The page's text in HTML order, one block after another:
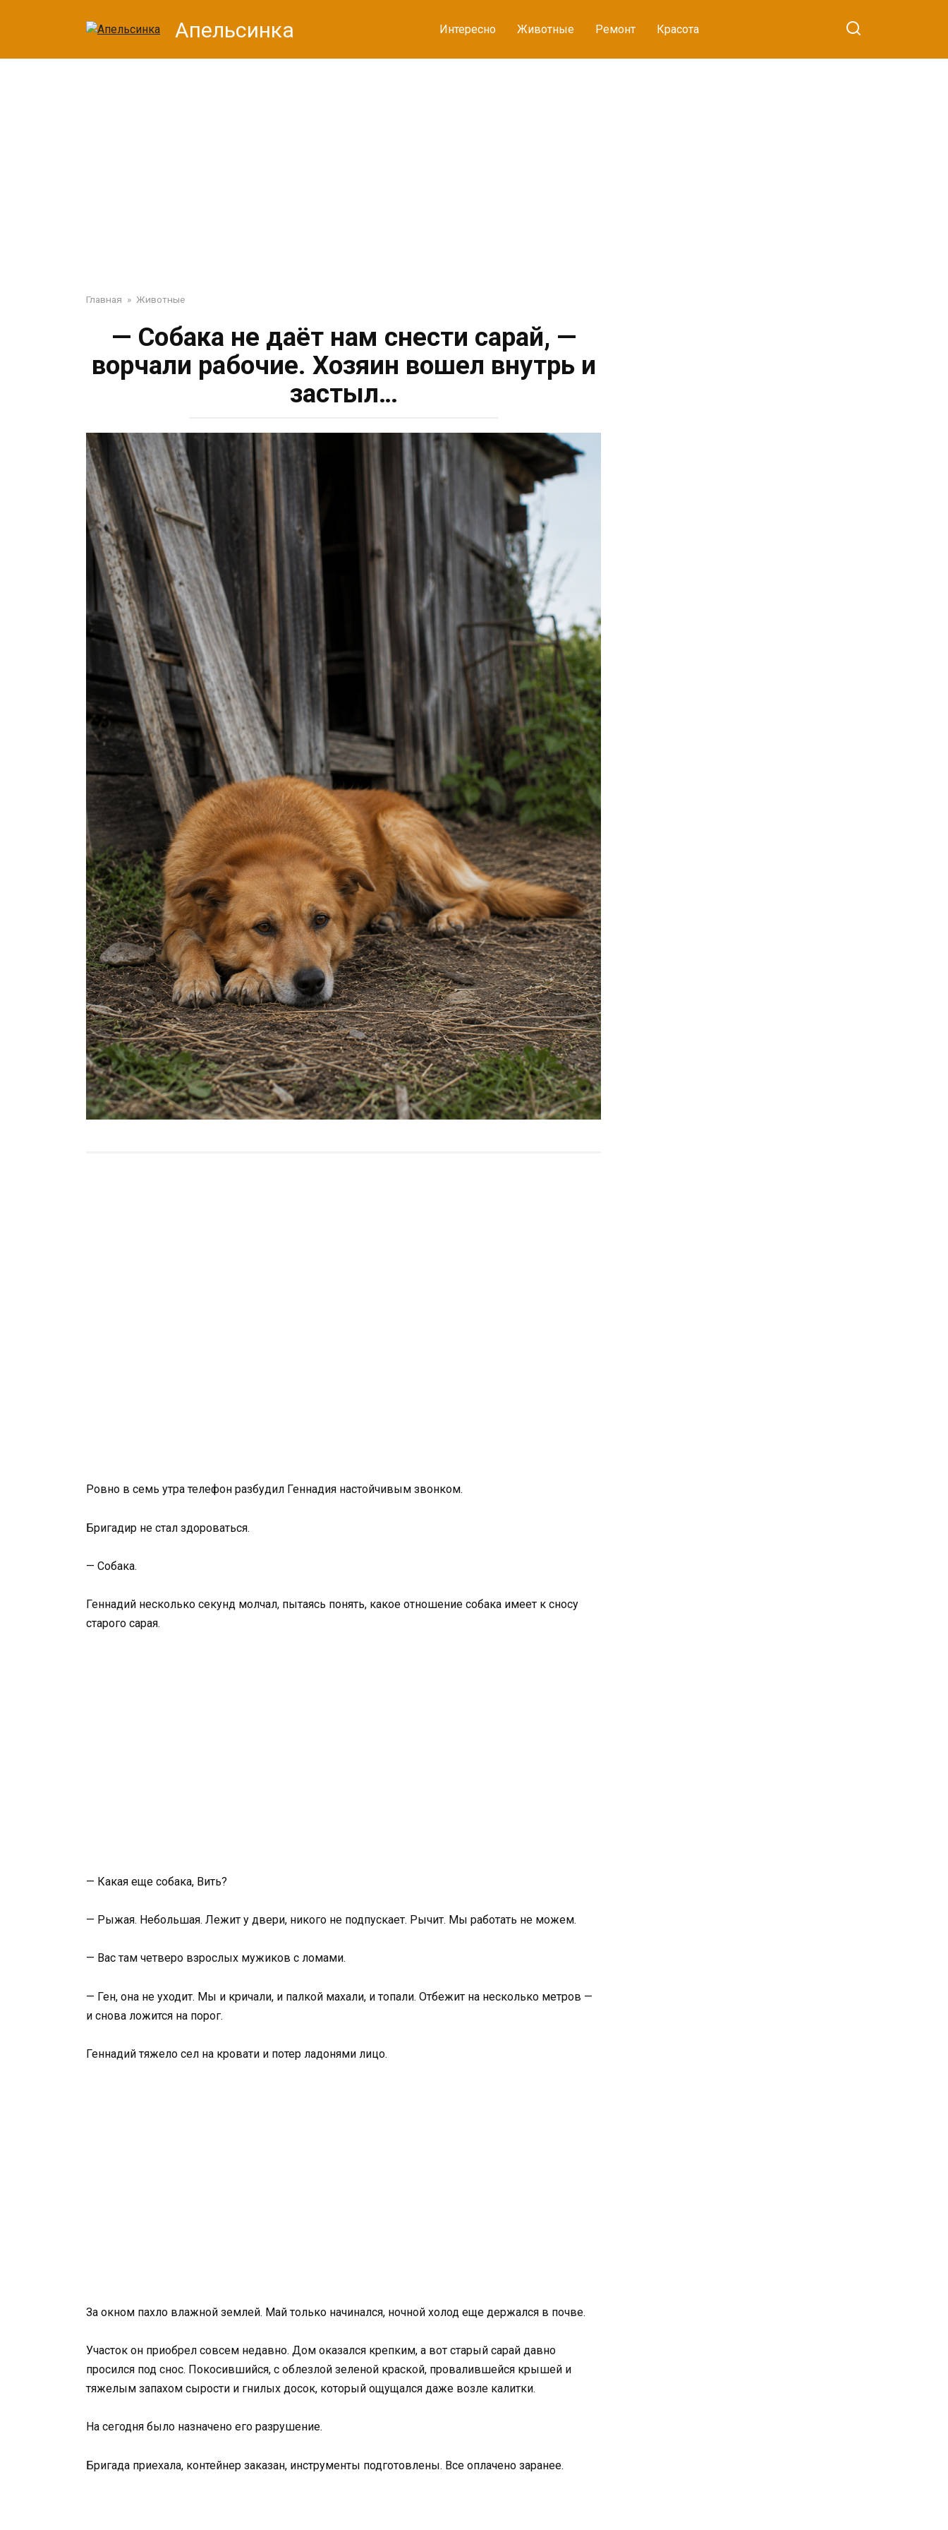
Апельсинка Интересно Животные Ремонт Красота
Главная » Животные
— Собака не даёт нам снести сарай, —
ворчали рабочие. Хозяин вошел внутрь и
застыл…
Ровно в семь утра телефон разбудил Геннадия настойчивым звонком.
Бригадир не стал здороваться.
— Собака.
Геннадий несколько секунд молчал, пытаясь понять, какое отношение собака имеет к сносу
старого сарая.
— Какая еще собака, Вить?
— Рыжая. Небольшая. Лежит у двери, никого не подпускает. Рычит. Мы работать не можем.
— Вас там четверо взрослых мужиков с ломами.
— Ген, она не уходит. Мы и кричали, и палкой махали, и топали. Отбежит на несколько метров —
и снова ложится на порог.
Геннадий тяжело сел на кровати и потер ладонями лицо.
За окном пахло влажной землей. Май только начинался, ночной холод еще держался в почве.
Участок он приобрел совсем недавно. Дом оказался крепким, а вот старый сарай давно
просился под снос. Покосившийся, с облезлой зеленой краской, провалившейся крышей и
тяжелым запахом сырости и гнилых досок, который ощущался даже возле калитки.
На сегодня было назначено его разрушение.
Бригада приехала, контейнер заказан, инструменты подготовлены. Все оплачено заранее.